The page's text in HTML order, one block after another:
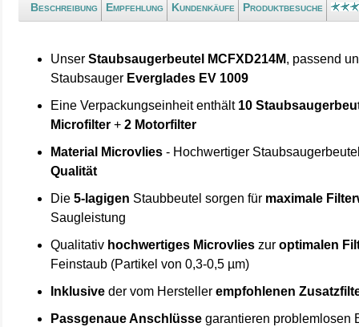
Beschreibung Empfehlung Kundenkäufe Produktbesuche
UnserStaubsaugerbeutel MCFXD214M, passend
Staubsauger Everglades EV 1009
Eine Verpackungseinheit enthält 10
Microfilter +2 Motorfilter
Material Microvlies - Hochwertiger
Qualität
Die5-lagigen Staubbeutel sorgen für maximale
Saugleistung
Qualitativ hochwertiges Microvlies zuroptimalen
Feinstaub (Partikel von 0,3-0,5 µm)
Inklusive der vom Herstellerempfohlenen
Passgenaue Anschlüsse garantieren problemlosen